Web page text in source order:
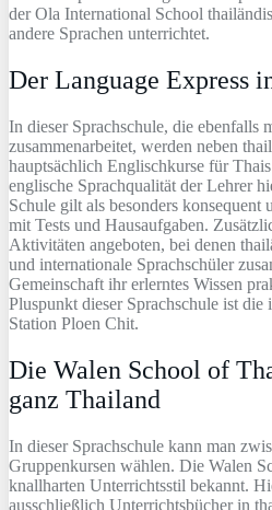
der Ola International School
andere Sprachen unterrichtet.
Der Language Express
In dieser Sprachschule, die ebenfalls
zusammenarbeitet, werden neben
hauptsächlich Englischkurse für
englische Sprachqualität der Lehrer
Schule gilt als besonders konsequent
mit Tests und Hausaufgaben.
Aktivitäten angeboten, bei denen
und internationale Sprachschüler
Gemeinschaft ihr erlerntes Wissen
Pluspunkt dieser Sprachschule ist
Station Ploen Chit.
Die Walen School of
ganz Thailand
In dieser Sprachschule kann man
Gruppenkursen wählen. Die Walen
knallharten Unterrichtsstil bekannt.
ausschließlich Unterrichtsbücher in